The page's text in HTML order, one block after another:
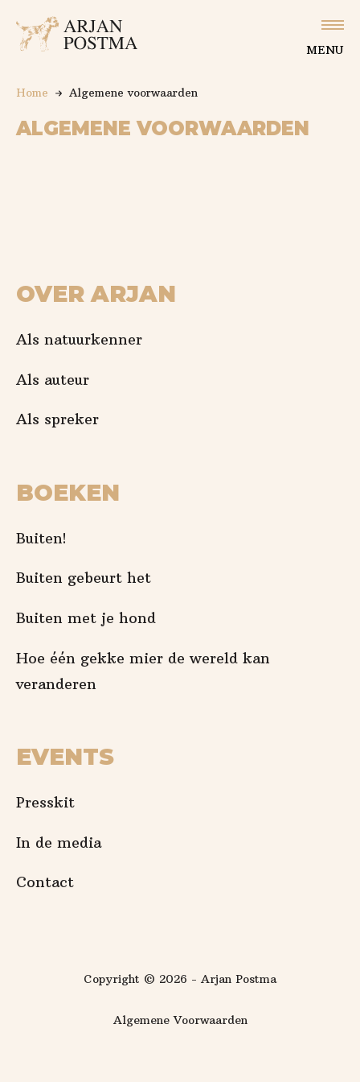
MENU
Home Algemene voorwaarden
ALGEMENE VOORWAARDEN
OVER ARJAN
Als natuurkenner
Als auteur
Als spreker
BOEKEN
Buiten!
Buiten gebeurt het
Buiten met je hond
Hoe één gekke mier de wereld kan
veranderen
EVENTS
Presskit
In de media
Contact
Copyright © 2026 - Arjan Postma
Algemene Voorwaarden